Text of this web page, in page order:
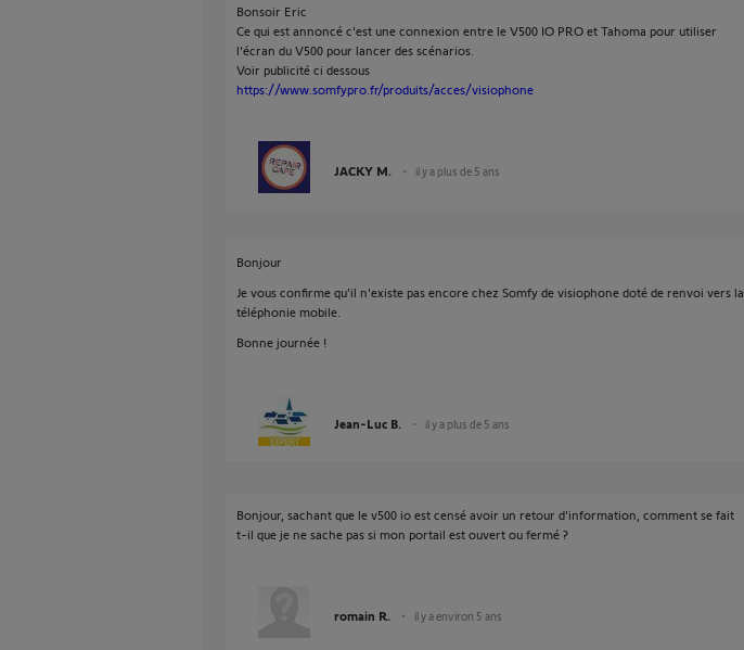
Bonsoir Eric
Ce qui est annoncé c'est une connexion entre le V500 IO PRO et Tahoma pour utiliser
l'écran du V500 pour lancer des scénarios.
Voir publicité ci dessous
https://www.somfypro.fr/produits/acces/visiophone
JACKY M. il y a plus de 5 ans
Bonjour
Je vous confirme qu'il n'existe pas encore chez Somfy de visiophone doté de renvoi vers la
téléphonie mobile.
Bonne journée !
Jean-Luc B. il y a plus de 5 ans
Bonjour, sachant que le v500 io est censé avoir un retour d'information, comment se fait
t-il que je ne sache pas si mon portail est ouvert ou fermé ?
romain R. il y a environ 5 ans